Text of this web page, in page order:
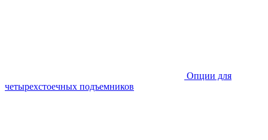
Опции для
четырехстоечных подъемников